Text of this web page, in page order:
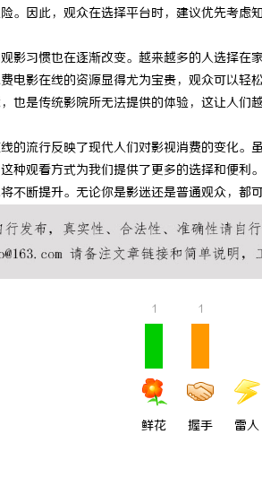
。因此，观众在选择平台时，建议优先考虑
影习惯也在逐渐改变。越来越多的人选择
电影在线的资源显得尤为宝贵，观众可以
也是传统影院所无法提供的体验，这让人们
的流行反映了现代人们对影视消费的变化
种观看方式为我们提供了更多的选择和便
不断提升。无论你是影迷还是普通观众，都
1
鲜花
1
握手 雷人
付款